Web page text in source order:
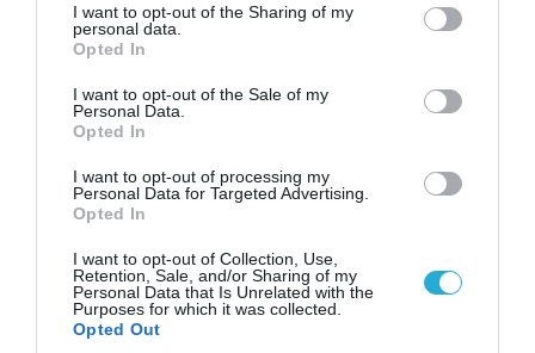
not limited to your visit or usage behaviour. You may click to
grant or deny consent to Google and its third-party tags to
use your data for below specified purposes in below Google
consent section.
I want to opt-out of the Sharing of my
personal data.
Opted In
I want to opt-out of the Sale of my
Personal Data.
Opted In
I want to opt-out of processing my
Personal Data for Targeted Advertising.
Opted In
I want to opt-out of Collection, Use,
Retention, Sale, and/or Sharing of my
Personal Data that Is Unrelated with the
Purposes for which it was collected.
Opted Out